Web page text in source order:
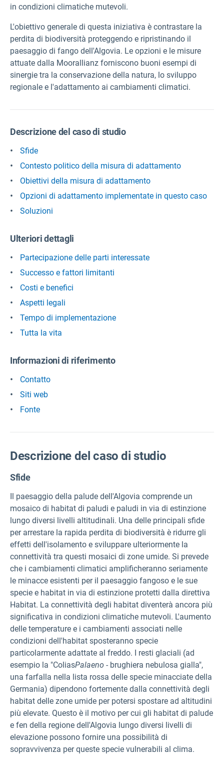
in condizioni climatiche mutevoli.
L'obiettivo generale di questa iniziativa è contrastare la
perdita di biodiversità proteggendo e ripristinando il
paesaggio di fango dell'Algovia. Le opzioni e le misure
attuate dalla Moorallianz forniscono buoni esempi di
sinergie tra la conservazione della natura, lo sviluppo
regionale e l'adattamento ai cambiamenti climatici.
Descrizione del caso di studio
Sfide
Contesto politico della misura di adattamento
Obiettivi della misura di adattamento
Opzioni di adattamento implementate in questo caso
Soluzioni
Ulteriori dettagli
Partecipazione delle parti interessate
Successo e fattori limitanti
Costi e benefici
Aspetti legali
Tempo di implementazione
Tutta la vita
Informazioni di riferimento
Contatto
Siti web
Fonte
Descrizione del caso di studio
Sfide
Il paesaggio della palude dell'Algovia comprende un
mosaico di habitat di paludi e paludi in via di estinzione
lungo diversi livelli altitudinali. Una delle principali sfide
per arrestare la rapida perdita di biodiversità è ridurre gli
effetti dell'isolamento e sviluppare ulteriormente la
connettività tra questi mosaici di zone umide. Si prevede
che i cambiamenti climatici amplificheranno seriamente
le minacce esistenti per il paesaggio fangoso e le sue
specie e habitat in via di estinzione protetti dalla direttiva
Habitat. La connettività degli habitat diventerà ancora più
significativa in condizioni climatiche mutevoli. L'aumento
delle temperature e i cambiamenti associati nelle
condizioni dell'habitat sposteranno specie
particolarmente adattate al freddo. I resti glaciali (ad
esempio la "ColiasPalaeno - brughiera nebulosa gialla",
una farfalla nella lista rossa delle specie minacciate della
Germania) dipendono fortemente dalla connettività degli
habitat delle zone umide per potersi spostare ad altitudini
più elevate. Questo è il motivo per cui gli habitat di palude
e fen della regione dell'Algovia lungo diversi livelli di
elevazione possono fornire una possibilità di
sopravvivenza per queste specie vulnerabili al clima.